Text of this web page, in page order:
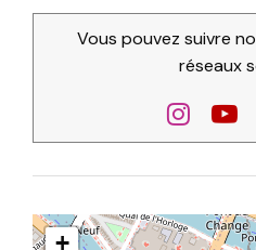
Vous pouvez suivre
réseaux
+